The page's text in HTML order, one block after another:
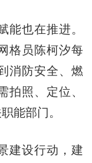
也在推进。
格员陈柯汐每
消防安全、燃
拍照、定位、
能部门。
设行动，建